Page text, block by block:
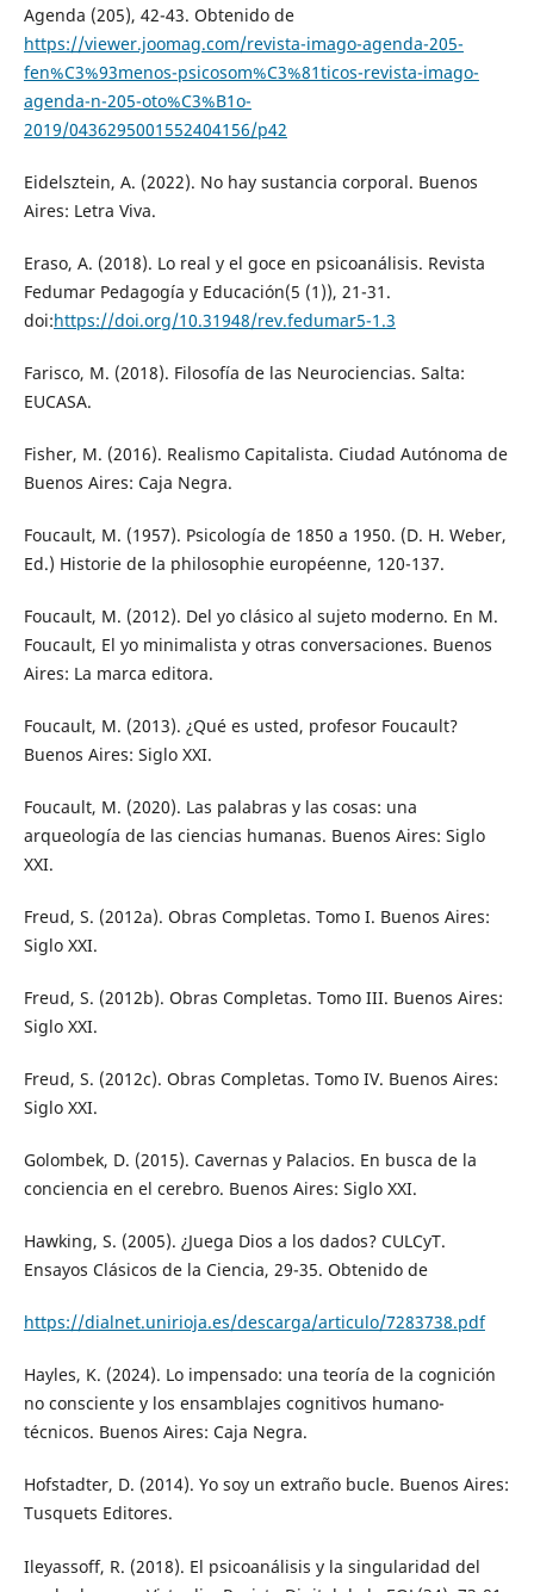
Agenda (205), 42-43. Obtenido de
https://viewer.joomag.com/revista-imago-agenda-205-
fen%C3%93menos-psicosom%C3%81ticos-revista-imago-
agenda-n-205-oto%C3%B1o-
2019/0436295001552404156/p42
Eidelsztein, A. (2022). No hay sustancia corporal. Buenos
Aires: Letra Viva.
Eraso, A. (2018). Lo real y el goce en psicoanálisis. Revista
Fedumar Pedagogía y Educación(5 (1)), 21-31.
doi:https://doi.org/10.31948/rev.fedumar5-1.3
Farisco, M. (2018). Filosofía de las Neurociencias. Salta:
EUCASA.
Fisher, M. (2016). Realismo Capitalista. Ciudad Autónoma de
Buenos Aires: Caja Negra.
Foucault, M. (1957). Psicología de 1850 a 1950. (D. H. Weber,
Ed.) Historie de la philosophie européenne, 120-137.
Foucault, M. (2012). Del yo clásico al sujeto moderno. En M.
Foucault, El yo minimalista y otras conversaciones. Buenos
Aires: La marca editora.
Foucault, M. (2013). ¿Qué es usted, profesor Foucault?
Buenos Aires: Siglo XXI.
Foucault, M. (2020). Las palabras y las cosas: una
arqueología de las ciencias humanas. Buenos Aires: Siglo
XXI.
Freud, S. (2012a). Obras Completas. Tomo I. Buenos Aires:
Siglo XXI.
Freud, S. (2012b). Obras Completas. Tomo III. Buenos Aires:
Siglo XXI.
Freud, S. (2012c). Obras Completas. Tomo IV. Buenos Aires:
Siglo XXI.
Golombek, D. (2015). Cavernas y Palacios. En busca de la
conciencia en el cerebro. Buenos Aires: Siglo XXI.
Hawking, S. (2005). ¿Juega Dios a los dados? CULCyT.
Ensayos Clásicos de la Ciencia, 29-35. Obtenido de
https://dialnet.unirioja.es/descarga/articulo/7283738.pdf
Hayles, K. (2024). Lo impensado: una teoría de la cognición
no consciente y los ensamblajes cognitivos humano-
técnicos. Buenos Aires: Caja Negra.
Hofstadter, D. (2014). Yo soy un extraño bucle. Buenos Aires:
Tusquets Editores.
Ileyassoff, R. (2018). El psicoanálisis y la singularidad del